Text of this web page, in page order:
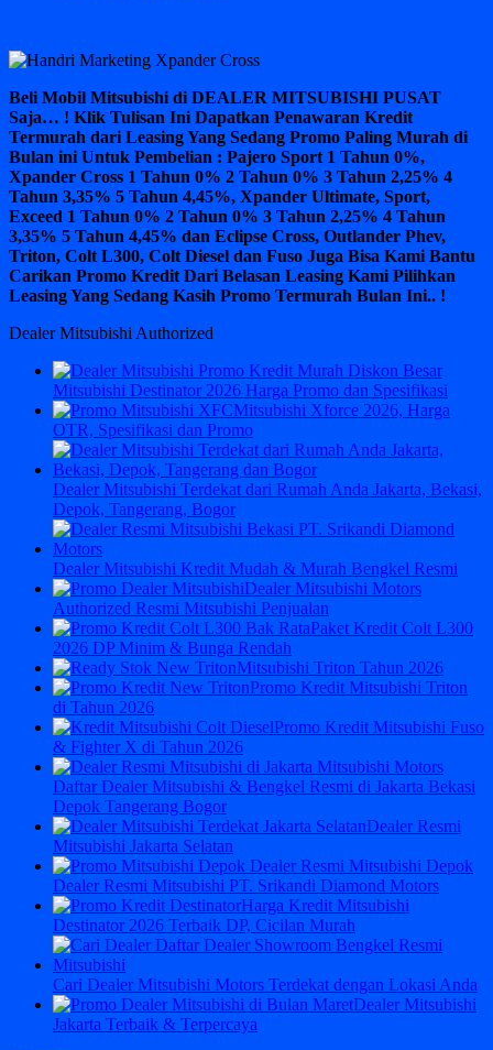
Beli Mobil Mitsubishi di DEALER MITSUBISHI PUSAT
Saja… ! Klik Tulisan Ini Dapatkan Penawaran Kredit
Termurah dari Leasing Yang Sedang Promo Paling Murah di
Bulan ini Untuk Pembelian : Pajero Sport 1 Tahun 0%,
Xpander Cross 1 Tahun 0% 2 Tahun 0% 3 Tahun 2,25% 4
Tahun 3,35% 5 Tahun 4,45%, Xpander Ultimate, Sport,
Exceed 1 Tahun 0% 2 Tahun 0% 3 Tahun 2,25% 4 Tahun
3,35% 5 Tahun 4,45% dan Eclipse Cross, Outlander Phev,
Triton, Colt L300, Colt Diesel dan Fuso Juga Bisa Kami Bantu
Carikan Promo Kredit Dari Belasan Leasing Kami Pilihkan
Leasing Yang Sedang Kasih Promo Termurah Bulan Ini.. !
Dealer Mitsubishi Authorized
Mitsubishi Destinator 2026 Harga Promo dan Spesifikasi
Mitsubishi Xforce 2026, Harga
OTR, Spesifikasi dan Promo
Dealer Mitsubishi Terdekat dari Rumah Anda Jakarta, Bekasi,
Depok, Tangerang, Bogor
Dealer Mitsubishi Kredit Mudah & Murah Bengkel Resmi
Dealer Mitsubishi Motors
Authorized Resmi Mitsubishi Penjualan
Paket Kredit Colt L300
2026 DP Minim & Bunga Rendah
Mitsubishi Triton Tahun 2026
Promo Kredit Mitsubishi Triton
di Tahun 2026
Promo Kredit Mitsubishi Fuso
& Fighter X di Tahun 2026
Daftar Dealer Mitsubishi & Bengkel Resmi di Jakarta Bekasi
Depok Tangerang Bogor
Dealer Resmi
Mitsubishi Jakarta Selatan
Dealer Resmi Mitsubishi PT. Srikandi Diamond Motors
Harga Kredit Mitsubishi
Destinator 2026 Terbaik DP, Cicilan Murah
Cari Dealer Mitsubishi Motors Terdekat dengan Lokasi Anda
Dealer Mitsubishi
Jakarta Terbaik & Terpercaya